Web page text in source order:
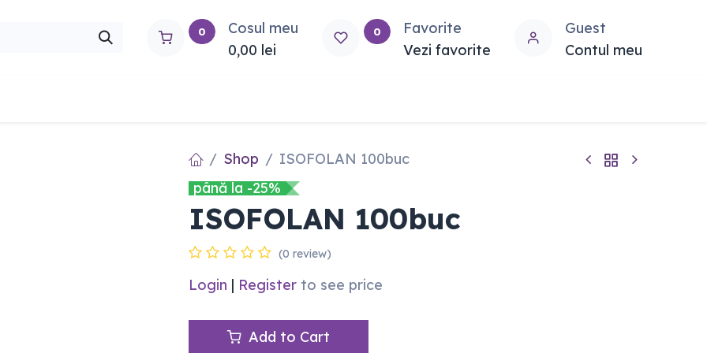
0
Cosul meu
0,00 lei
0
Favorite
Vezi favorite
Guest
Contul meu
Shop
ISOFOLAN 100buc
până la -25%
ISOFOLAN 100buc
(0 review)
Login | Register to see price
Add to Cart